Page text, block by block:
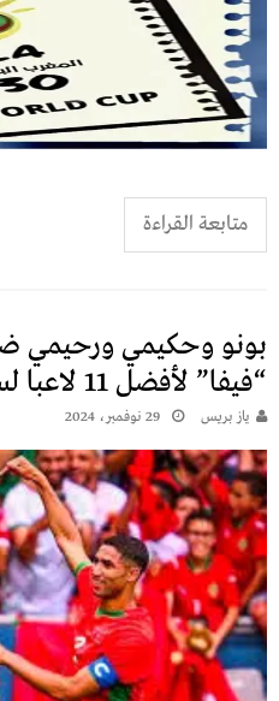
متابعة القراءة
بونو وحكيمي ورحيمي
“فيفا” لأفضل 11 لاعبا لسنة 2024
يـاز بريـس 29 نوفمبر، 2024